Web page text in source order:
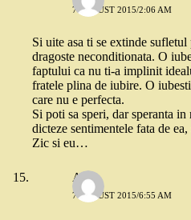
7 AUGUST 2015/2:06 AM
Si uite asa ti se extinde sufletul
dragoste neconditionata. O
faptului ca nu ti-a implinit
fratele plina de iubire. O
care nu e perfecta.
Si poti sa speri, dar speranta
dicteze sentimentele fata de
Zic si eu…
Anca
7 AUGUST 2015/6:55 AM